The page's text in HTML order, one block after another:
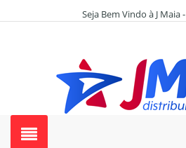
Seja Bem Vindo à J